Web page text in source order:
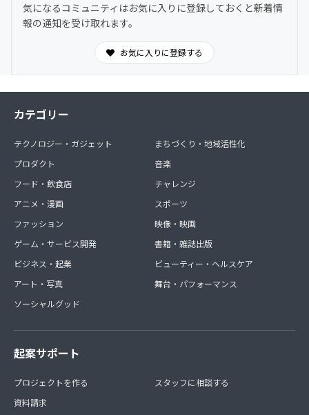
気になるコミュニティはお気に入りに登録しておくと新着情
報の通知を受け取れます。
お気に入りに登録する
カテゴリー
テクノロジー・ガジェット
プロダクト
フード・飲食店
アニメ・漫画
ファッション
ゲーム・サービス開発
ビジネス・起業
アート・写真
ソーシャルグッド
まちづくり・地域活性化
音楽
チャレンジ
スポーツ
映像・映画
書籍・雑誌出版
ビューティー・ヘルスケア
舞台・パフォーマンス
起案サポート
プロジェクトを作る
資料請求
スタッフに相談する